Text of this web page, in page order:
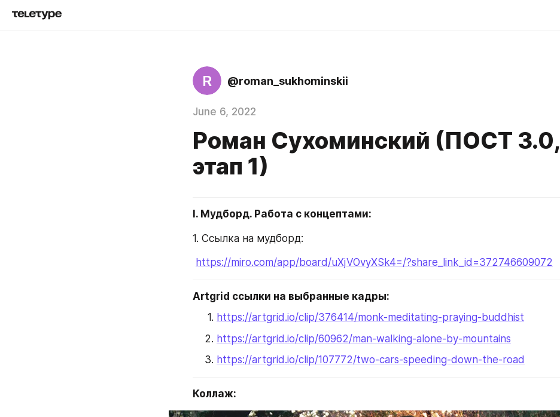
R @roman_sukhominskii
June 6, 2022
Роман Сухоминский (ПОСТ 3.0,
этап 1)
I. Мудборд. Работа с концептами:
1. Ссылка на мудборд:
https://miro.com/app/board/uXjVOvyXSk4=/?share_link_id=372746609072
Artgrid ссылки на выбранные кадры:
https://artgrid.io/clip/376414/monk-meditating-praying-buddhist
https://artgrid.io/clip/60962/man-walking-alone-by-mountains
https://artgrid.io/clip/107772/two-cars-speeding-down-the-road
Коллаж: